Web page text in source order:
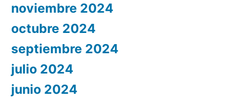
noviembre 2024
octubre 2024
septiembre 2024
julio 2024
junio 2024